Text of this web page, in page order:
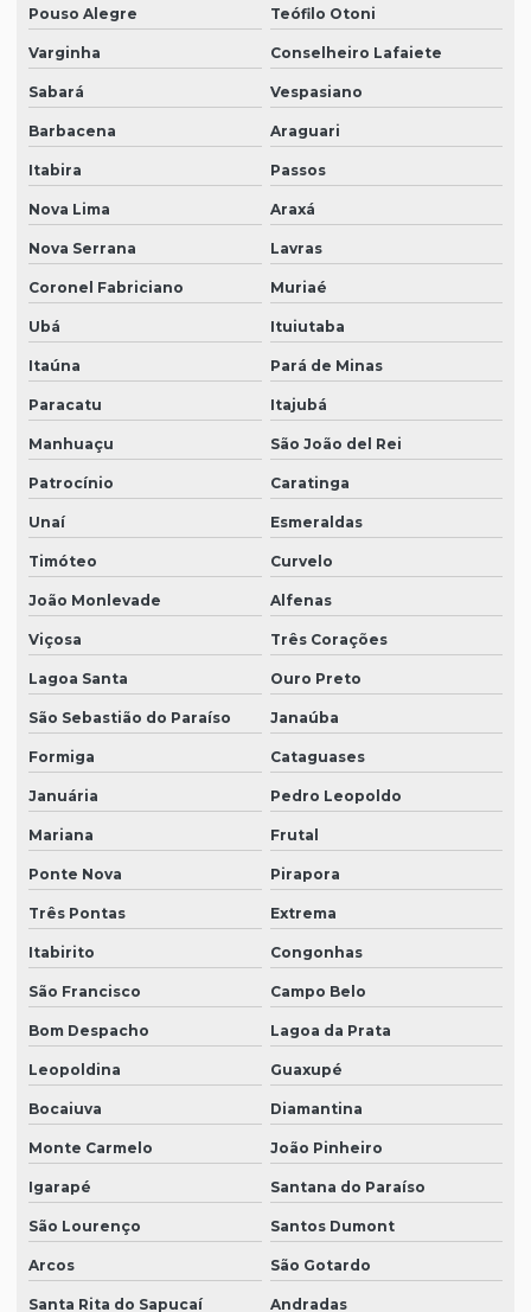
Pouso Alegre Teófilo Otoni
Varginha Conselheiro Lafaiete
Sabará Vespasiano
Barbacena Araguari
Itabira Passos
Nova Lima Araxá
Nova Serrana Lavras
Coronel Fabriciano Muriaé
Ubá Ituiutaba
Itaúna Pará de Minas
Paracatu Itajubá
Manhuaçu São João del Rei
Patrocínio Caratinga
Unaí Esmeraldas
Timóteo Curvelo
João Monlevade Alfenas
Viçosa Três Corações
Lagoa Santa Ouro Preto
São Sebastião do Paraíso Janaúba
Formiga Cataguases
Januária Pedro Leopoldo
Mariana Frutal
Ponte Nova Pirapora
Três Pontas Extrema
Itabirito Congonhas
São Francisco Campo Belo
Bom Despacho Lagoa da Prata
Leopoldina Guaxupé
Bocaiuva Diamantina
Monte Carmelo João Pinheiro
Igarapé Santana do Paraíso
São Lourenço Santos Dumont
Arcos São Gotardo
Santa Rita do Sapucaí Andradas